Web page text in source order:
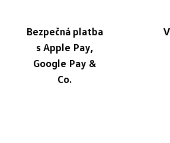
Bezpečná platba
s Apple Pay,
Google Pay &
Co.